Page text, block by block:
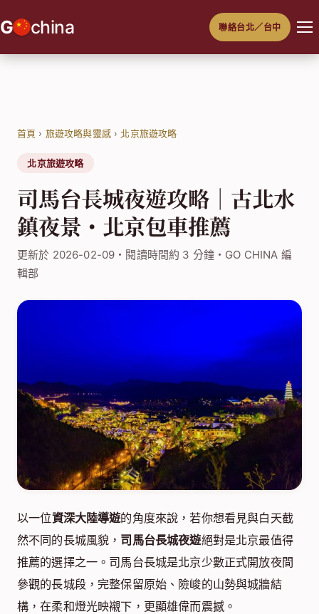
至
G china 聯絡台北／台中
首頁 › 旅遊攻略與靈感›北京旅遊攻略
北京旅遊攻略
司馬台長城夜遊攻略｜古北水
鎮夜景・北京包車推薦
更新於 2026-02-09・閱讀時間約 3 分鐘・GO CHINA 編
輯部
以一位資深大陸導遊的角度來說，若你想看見與白天截
然不同的長城風貌， 司馬台長城夜遊絕對是北京最值得
推薦的選擇之一。司馬台長城是北京少數正式開放夜間
參觀的長城段，完整保留原始、險峻的山勢與城牆結
構，在柔和燈光映襯下，更顯雄偉而震撼。